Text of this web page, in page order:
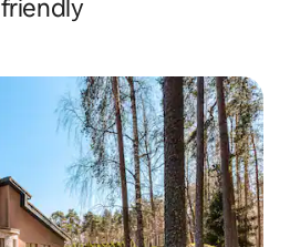
friendly